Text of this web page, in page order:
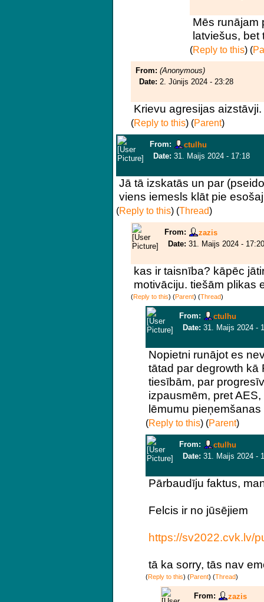
Mēs runājam
latviešus, bet
(Reply to this) (
From: (Anonymous)
Date: 2. Jūnijs 2024 - 23:28
Krievu agresijas aizstāvji.
(Reply to this) (Parent)
From:
ctulhu
Date: 31. Maijs 2024 - 17:18
Jā tā izskatās un par
viens iemesls klāt pie
(Reply to this) (Thread)
From:
zazis
Date: 31. Maijs 2024 - 17:20
kas ir taisnība? kāpēc
motivāciju. tiešām plikas
(Reply to this) (Parent) (Thread)
From:
ctulhu
Date: 31. Maijs 2024 -
Nopietni runājot es
tātad par degrowth kā
tiesībām, par
izpausmēm, pret
lēmumu
(Reply to this) (Parent)
From:
ctulhu
Date: 31. Maijs 2024 -
Pārbaudīju faktus,
Felcis ir no jūsējiem
https://sv2022.cvk.lv/
tā ka sorry, tās nav
(Reply to this) (Parent) (Thread)
From:
zazis